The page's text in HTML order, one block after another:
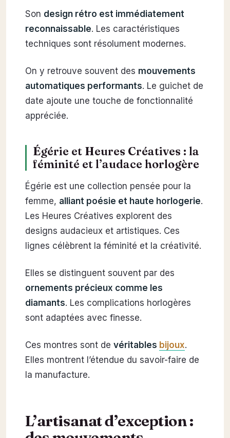
Son design rétro est immédiatement
reconnaissable. Les caractéristiques
techniques sont résolument modernes.
On y retrouve souvent des mouvements
automatiques performants. Le guichet de
date ajoute une touche de fonctionnalité
appréciée.
Égérie et Heures Créatives : la
féminité et l’audace horlogère
Égérie est une collection pensée pour la
femme, alliant poésie et haute horlogerie.
Les Heures Créatives explorent des
designs audacieux et artistiques. Ces
lignes célèbrent la féminité et la créativité.
Elles se distinguent souvent par des
ornements précieux comme les
diamants. Les complications horlogères
sont adaptées avec finesse.
Ces montres sont de véritables bijoux.
Elles montrent l’étendue du savoir-faire de
la manufacture.
L’artisanat d’exception :